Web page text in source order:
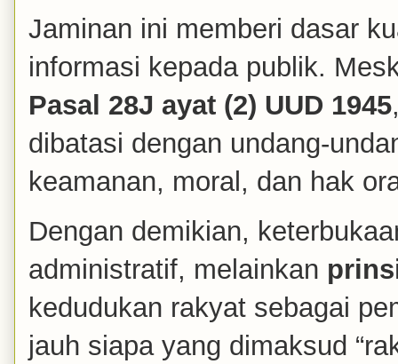
Jaminan ini memberi dasar
informasi kepada publik.
Pasal 28J ayat (2) UUD 1945
dibatasi dengan undang-
keamanan, moral, dan hak
Dengan demikian,
administratif, melainkan
kedudukan rakyat sebagai
jauh siapa yang dimaksud